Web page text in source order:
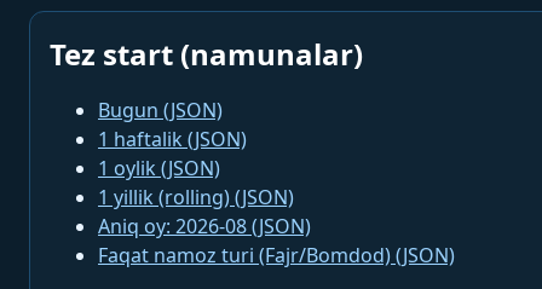
Tez start (namunalar)
Bugun (JSON)
1 haftalik (JSON)
1 oylik (JSON)
1 yillik (rolling) (JSON)
Aniq oy: 2026-08 (JSON)
Faqat namoz turi (Fajr/Bomdod) (JSON)